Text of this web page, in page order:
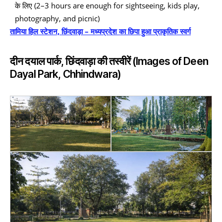
के लिए (2–3 hours are enough for sightseeing, kids play,
photography, and picnic)
तामिया हिल स्टेशन, छिंदवाड़ा – मध्यप्रदेश का छिपा हुआ प्राकृतिक स्वर्ग
दीन दयाल पार्क, छिंदवाड़ा की तस्वीरें (Images of Deen
Dayal Park, Chhindwara)